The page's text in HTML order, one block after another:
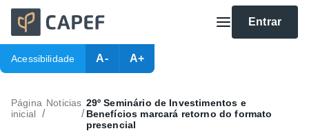
Entrar
Acessibilidade A- A+
Página
inicial /
Noticias
/
29º Seminário de Investimentos e
Benefícios marcará retorno do formato
presencial